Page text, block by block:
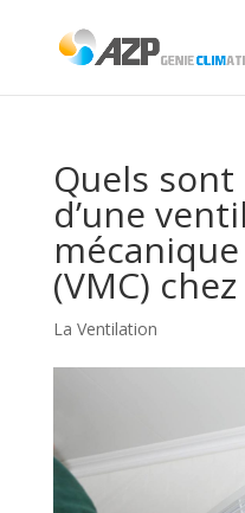
Quels sont
d’une
(VMC)
La Ventilation